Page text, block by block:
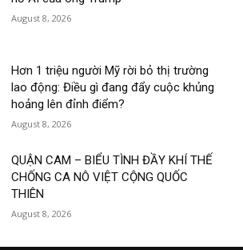
August 8, 2026
Hơn 1 triệu người Mỹ rời bỏ thị trường
lao động: Điều gì đang đẩy cuộc khủng
hoảng lên đỉnh điểm?
August 8, 2026
QUẬN CAM – BIỂU TÌNH ĐẦY KHÍ THẾ
CHỐNG CA NÔ VIỆT CỘNG QUỐC
THIÊN
August 8, 2026